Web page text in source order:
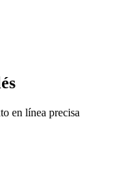
en línea precisa